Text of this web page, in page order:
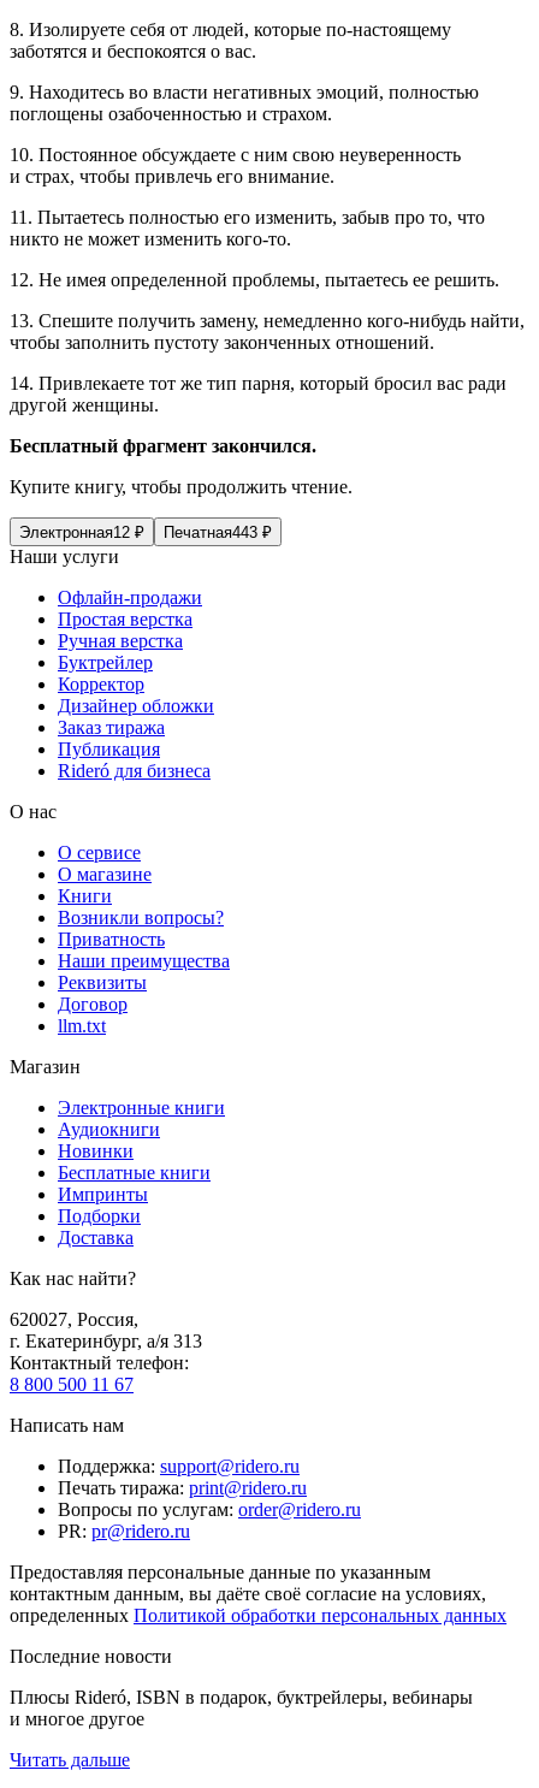
8. Изолируете себя от людей, которые по-настоящему
заботятся и беспокоятся о вас.
9. Находитесь во власти негативных эмоций, полностью
поглощены озабоченностью и страхом.
10. Постоянное обсуждаете с ним свою неуверенность
и страх, чтобы привлечь его внимание.
11. Пытаетесь полностью его изменить, забыв про то, что
никто не может изменить кого-то.
12. Не имея определенной проблемы, пытаетесь ее решить.
13. Спешите получить замену, немедленно кого-нибудь найти,
чтобы заполнить пустоту законченных отношений.
14. Привлекаете тот же тип парня, который бросил вас ради
другой женщины.
Бесплатный фрагмент закончился.
Купите книгу, чтобы продолжить чтение.
Электронная12 ₽ Печатная443 ₽
Наши услуги
Офлайн-продажи
Простая верстка
Ручная верстка
Буктрейлер
Корректор
Дизайнер обложки
Заказ тиража
Публикация
Rideró для бизнеса
О нас
О сервисе
О магазине
Книги
Возникли вопросы?
Приватность
Наши преимущества
Реквизиты
Договор
llm.txt
Магазин
Электронные книги
Аудиокниги
Новинки
Бесплатные книги
Импринты
Подборки
Доставка
Как нас найти?
620027, Россия,
г. Екатеринбург, а/я 313
Контактный телефон:
8 800 500 11 67
Написать нам
Поддержка: support@ridero.ru
Печать тиража: print@ridero.ru
Вопросы по услугам: order@ridero.ru
PR: pr@ridero.ru
Предоставляя персональные данные по указанным
контактным данным, вы даёте своё согласие на условиях,
определенных Политикой обработки персональных данных
Последние новости
Плюсы Rideró, ISBN в подарок, буктрейлеры, вебинары
и многое другое
Читать дальше